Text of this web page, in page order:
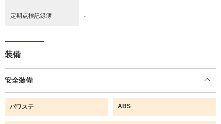
定期点検記録簿 -
装備
安全装備
パワステ ABS